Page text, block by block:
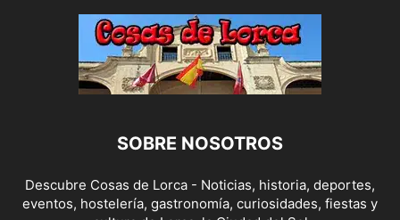
SOBRE NOSOTROS
Descubre Cosas de Lorca - Noticias, historia, deportes,
eventos, hostelería, gastronomía, curiosidades, fiestas y